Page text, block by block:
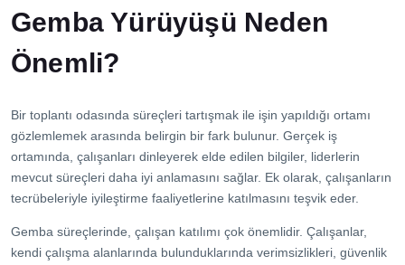
Gemba Yürüyüşü Neden
Önemli?
Bir toplantı odasında süreçleri tartışmak ile işin yapıldığı ortamı
gözlemlemek arasında belirgin bir fark bulunur. Gerçek iş
ortamında, çalışanları dinleyerek elde edilen bilgiler, liderlerin
mevcut süreçleri daha iyi anlamasını sağlar. Ek olarak, çalışanların
tecrübeleriyle iyileştirme faaliyetlerine katılmasını teşvik eder.
Gemba süreçlerinde, çalışan katılımı çok önemlidir. Çalışanlar,
kendi çalışma alanlarında bulunduklarında verimsizlikleri, güvenlik